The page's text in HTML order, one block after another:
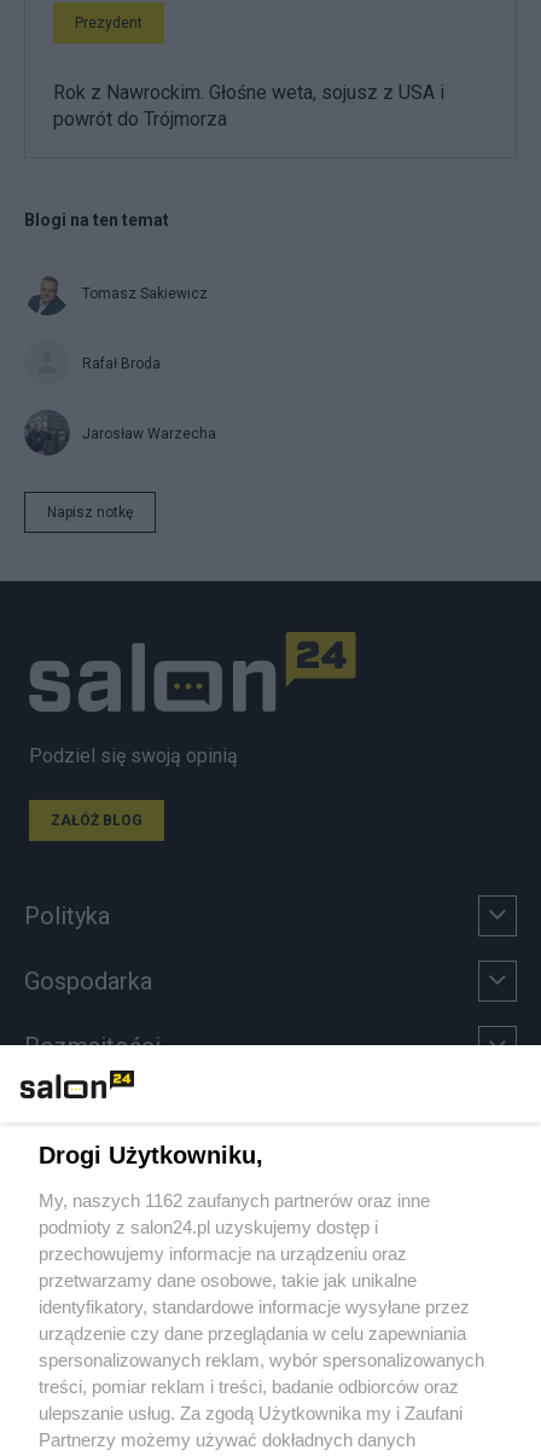
Prezydent
Rok z Nawrockim. Głośne weta, sojusz z USA i
powrót do Trójmorza
Blogi na ten temat
Tomasz Sakiewicz
Rafał Broda
Jarosław Warzecha
Napisz notkę
Podziel się swoją opinią
ZAŁÓŻ BLOG
Polityka
Gospodarka
Rozmaitości
Sport
Społeczeństwo
Kultura
X Facebook Instagram Youtube
Drogi Użytkowniku,
My, naszych 1162 zaufanych partnerów oraz inne
podmioty z salon24.pl uzyskujemy dostęp i
przechowujemy informacje na urządzeniu oraz
przetwarzamy dane osobowe, takie jak unikalne
identyfikatory, standardowe informacje wysyłane przez
urządzenie czy dane przeglądania w celu zapewniania
spersonalizowanych reklam, wybór spersonalizowanych
treści, pomiar reklam i treści, badanie odbiorców oraz
ulepszanie usług. Za zgodą Użytkownika my i Zaufani
Partnerzy możemy używać dokładnych danych